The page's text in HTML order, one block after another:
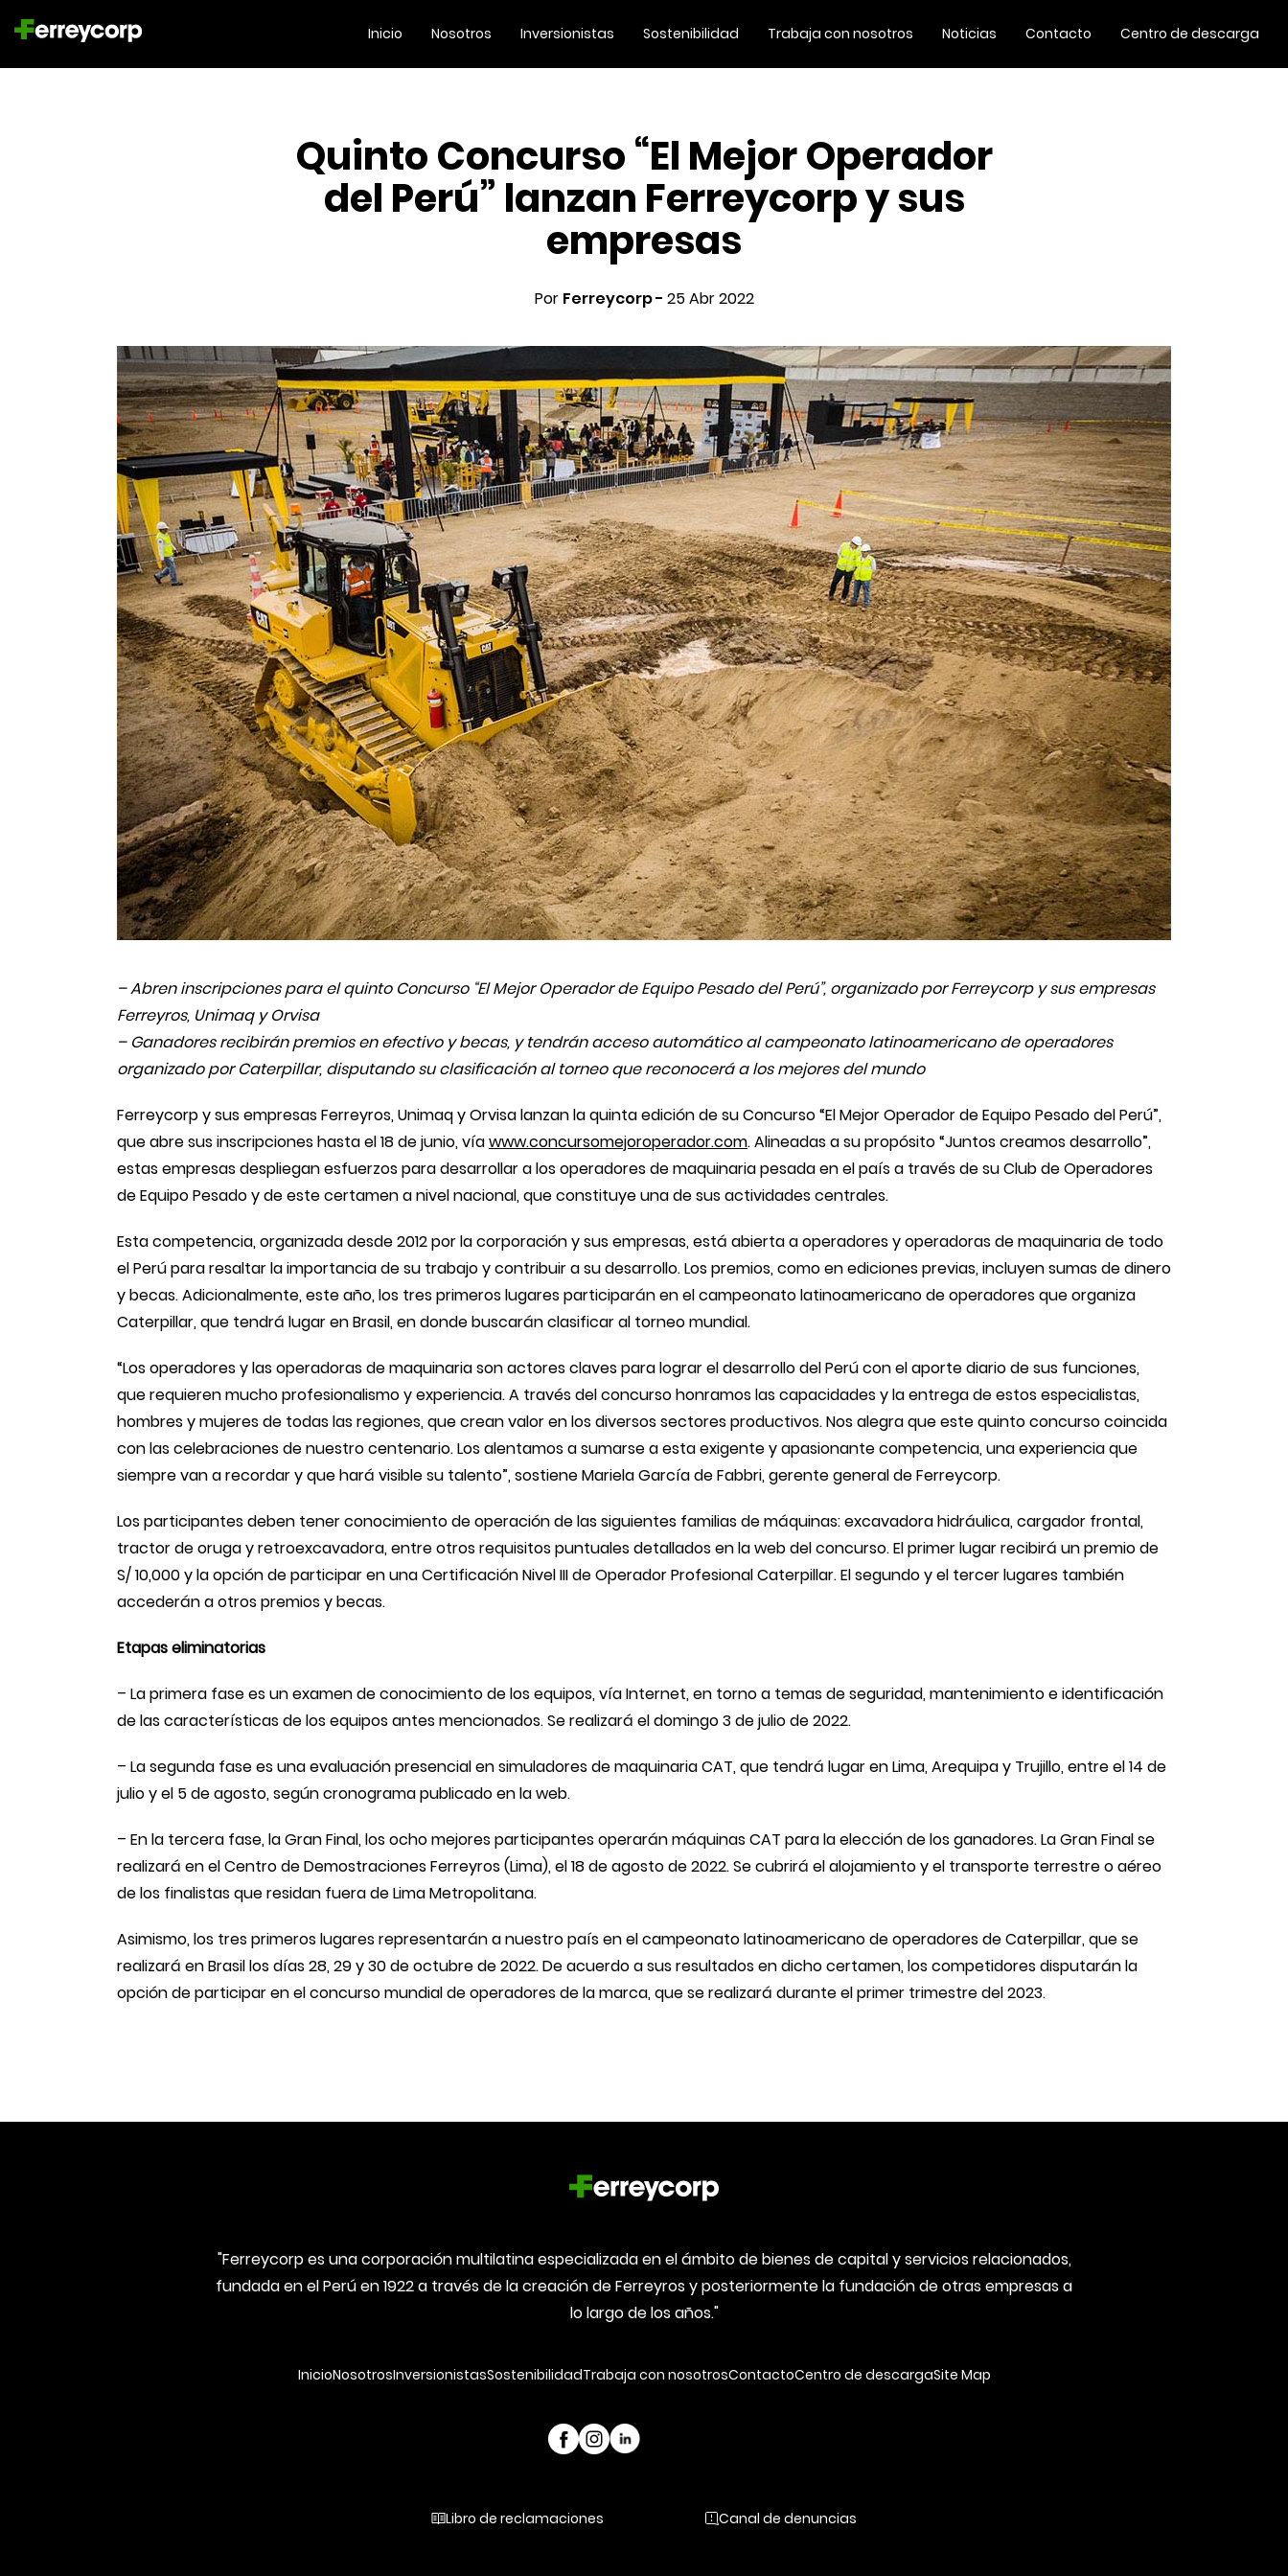
Inicio Nosotros Inversionistas Sostenibilidad Trabaja con nosotros Noticias Contacto Centro de descarga
Quinto Concurso “El Mejor Operador
del Perú” lanzan Ferreycorp y sus
empresas
Por Ferreycorp - 25 Abr 2022
– Abren inscripciones para el quinto Concurso “El Mejor Operador de Equipo Pesado del Perú”, organizado por Ferreycorp y sus empresas
Ferreyros, Unimaq y Orvisa
– Ganadores recibirán premios en efectivo y becas, y tendrán acceso automático al campeonato latinoamericano de operadores
organizado por Caterpillar, disputando su clasificación al torneo que reconocerá a los mejores del mundo
Ferreycorp y sus empresas Ferreyros, Unimaq y Orvisa lanzan la quinta edición de su Concurso “El Mejor Operador de Equipo Pesado del Perú”,
que abre sus inscripciones hasta el 18 de junio, víawww.concursomejoroperador.com. Alineadas a su propósito “Juntos creamos desarrollo”,
estas empresas despliegan esfuerzos para desarrollar a los operadores de maquinaria pesada en el país a través de su Club de Operadores
de Equipo Pesado y de este certamen a nivel nacional, que constituye una de sus actividades centrales.
Esta competencia, organizada desde 2012 por la corporación y sus empresas, está abierta a operadores y operadoras de maquinaria de todo
el Perú para resaltar la importancia de su trabajo y contribuir a su desarrollo. Los premios, como en ediciones previas, incluyen sumas de dinero
y becas. Adicionalmente, este año, los tres primeros lugares participarán en el campeonato latinoamericano de operadores que organiza
Caterpillar, que tendrá lugar en Brasil, en donde buscarán clasificar al torneo mundial.
“Los operadores y las operadoras de maquinaria son actores claves para lograr el desarrollo del Perú con el aporte diario de sus funciones,
que requieren mucho profesionalismo y experiencia. A través del concurso honramos las capacidades y la entrega de estos especialistas,
hombres y mujeres de todas las regiones, que crean valor en los diversos sectores productivos. Nos alegra que este quinto concurso coincida
con las celebraciones de nuestro centenario. Los alentamos a sumarse a esta exigente y apasionante competencia, una experiencia que
siempre van a recordar y que hará visible su talento”, sostiene Mariela García de Fabbri, gerente general de Ferreycorp.
Los participantes deben tener conocimiento de operación de las siguientes familias de máquinas: excavadora hidráulica, cargador frontal,
tractor de oruga y retroexcavadora, entre otros requisitos puntuales detallados en la web del concurso. El primer lugar recibirá un premio de
S/ 10,000 y la opción de participar en una Certificación Nivel III de Operador Profesional Caterpillar. El segundo y el tercer lugares también
accederán a otros premios y becas.
Etapas eliminatorias
– La primera fase es un examen de conocimiento de los equipos, vía Internet, en torno a temas de seguridad, mantenimiento e identificación
de las características de los equipos antes mencionados. Se realizará el domingo 3 de julio de 2022.
– La segunda fase es una evaluación presencial en simuladores de maquinaria CAT, que tendrá lugar en Lima, Arequipa y Trujillo, entre el 14 de
julio y el 5 de agosto, según cronograma publicado en la web.
– En la tercera fase, la Gran Final, los ocho mejores participantes operarán máquinas CAT para la elección de los ganadores. La Gran Final se
realizará en el Centro de Demostraciones Ferreyros (Lima), el 18 de agosto de 2022. Se cubrirá el alojamiento y el transporte terrestre o aéreo
de los finalistas que residan fuera de Lima Metropolitana.
Asimismo, los tres primeros lugares representarán a nuestro país en el campeonato latinoamericano de operadores de Caterpillar, que se
realizará en Brasil los días 28, 29 y 30 de octubre de 2022. De acuerdo a sus resultados en dicho certamen, los competidores disputarán la
opción de participar en el concurso mundial de operadores de la marca, que se realizará durante el primer trimestre del 2023.
"Ferreycorp es una corporación multilatina especializada en el ámbito de bienes de capital y servicios relacionados,
fundada en el Perú en 1922 a través de la creación de Ferreyros y posteriormente la fundación de otras empresas a
lo largo de los años."
InicioNosotrosInversionistasSostenibilidadTrabaja con nosotrosContactoCentro de descargaSite Map
Libro de reclamaciones Canal de denuncias